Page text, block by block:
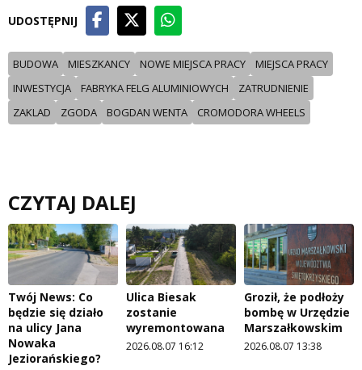
UDOSTĘPNIJ
BUDOWA MIESZKANCY NOWE MIEJSCA PRACY
MIEJSCA PRACY
INWESTYCJA
FABRYKA FELG ALUMINIOWYCH
ZATRUDNIENIE
ZAKLAD
ZGODA BOGDAN WENTA CROMODORA WHEELS
CZYTAJ DALEJ
Twój News: Co
będzie się działo
na ulicy Jana
Nowaka
Jeziorańskiego?
Ulica Biesak
zostanie
wyremontowana
2026.08.07 16:12
Groził, że podłoży
bombę w Urzędzie
Marszałkowskim
2026.08.07 13:38